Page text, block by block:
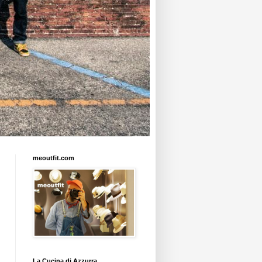
meoutfit.com